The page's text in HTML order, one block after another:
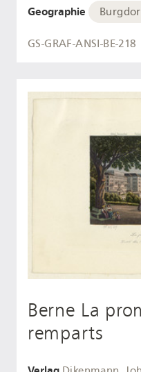
Geographie
GS-GRAF-ANSI-BE-218
Berne La
remparts